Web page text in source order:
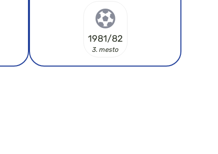
1981/82
3. mesto